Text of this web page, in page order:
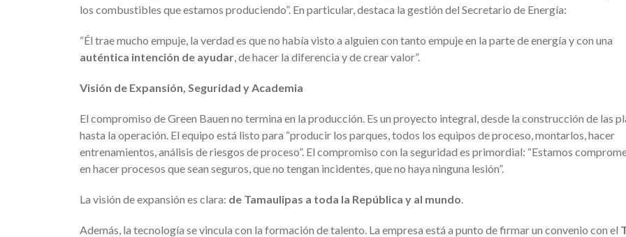
los combustibles que estamos produciendo”. En particular, destaca la gestión del Secretario de Energía:
“Él trae mucho empuje, la verdad es que no había visto a alguien con tanto empuje en la parte de energía y con una
auténtica intención de ayudar, de hacer la diferencia y de crear valor”.
Visión de Expansión, Seguridad y Academia
El compromiso de Green Bauen no termina en la producción. Es un proyecto integral, desde la construcción de las
hasta la operación. El equipo está listo para “producir los parques, todos los equipos de proceso, montarlos, hacer
entrenamientos, análisis de riesgos de proceso”. El compromiso con la seguridad es primordial: “Estamos
en hacer procesos que sean seguros, que no tengan incidentes, que no haya ninguna lesión”.
La visión de expansión es clara: de Tamaulipas a toda la República y al mundo.
Además, la tecnología se vincula con la formación de talento. La empresa está a punto de firmar un convenio con el